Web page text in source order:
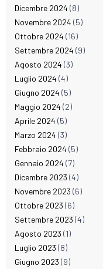
Dicembre 2024 (8)
Novembre 2024 (5)
Ottobre 2024 (16)
Settembre 2024 (9)
Agosto 2024 (3)
Luglio 2024 (4)
Giugno 2024 (5)
Maggio 2024 (2)
Aprile 2024 (5)
Marzo 2024 (3)
Febbraio 2024 (5)
Gennaio 2024 (7)
Dicembre 2023 (4)
Novembre 2023 (6)
Ottobre 2023 (6)
Settembre 2023 (4)
Agosto 2023 (1)
Luglio 2023 (8)
Giugno 2023 (9)